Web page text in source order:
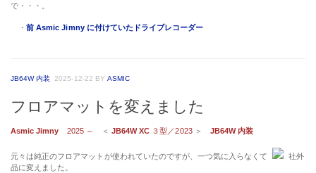
で・・・。
・前 Asmic Jimny に付けていたドライブレコーダー
JB64W 内装 2025-12-22 BY ASMIC
フロアマットを変えました
Asmic Jimny 2025 ～ ＜ JB64W XC ３型／2023＞ JB64W 内装
元々は純正のフロアマットが使われていたのですが、一つ気に入らなくて
社外
品に変えました。